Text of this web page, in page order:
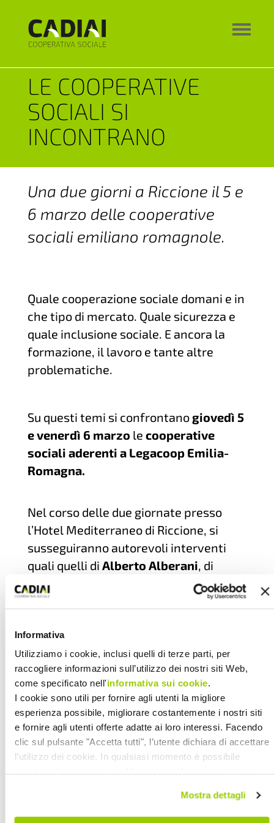
Informativa
Utilizziamo i cookie, inclusi quelli di terze parti, per
raccogliere informazioni sull’utilizzo dei nostri siti Web,
come specificato nell'informativa sui cookie.
I cookie sono utili per fornire agli utenti la migliore
esperienza possibile, migliorare costantemente i nostri siti
e fornire agli utenti offerte adatte ai loro interessi. Facendo
clic sul pulsante "Accetta tutti", l’utente dichiara di accettare
l’utilizzo dei cookie. In qualsiasi momento è possibile
su "Scopri di più e personalizza". Chiudendo questa
informativa con l’apposito tasto in alto a destra continui
Mostra dettagli
LE COOPERATIVE
SOCIALI SI
INCONTRANO
Una due giorni a Riccione il 5 e
6 marzo delle cooperative
sociali emiliano romagnole.
Quale cooperazione sociale domani e in
che tipo di mercato. Quale sicurezza e
quale inclusione sociale. E ancora la
formazione, il lavoro e tante altre
problematiche.
Su questi temi si confrontano giovedì 5
e venerdì 6 marzo le cooperative
sociali aderenti a Legacoop Emilia-
Romagna.
Nel corso delle due giornate presso
l’Hotel Mediterraneo di Riccione, si
susseguiranno autorevoli interventi
quali quelli di Alberto Alberani, di
Legacoopsociali Emilia-Romagna,
Stefano Zamagni
Protti, di Legacoop Rimini,
Bissoni, assessore alla Sanità Regione
Emilia Romagna,Paola Menetti,
presidente nazionale Legacoopsociali,
Paolo Cattabiani, presidente di
Legacoop Emilia-Romagna.
Saranno costituiti dei gruppi di lavoro il
cui documento finale verrà discusso